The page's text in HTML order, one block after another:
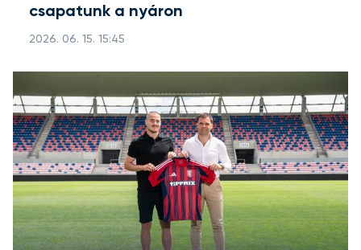
csapatunk a nyáron
2026. 06. 15. 15:45